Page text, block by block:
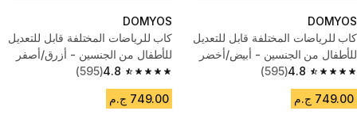
DOMYOS
كاب للرياضات المختلفة قابل للتعديل
للأطفال من الجنسين - أبيض/أخضر
4.8
4.8 out of 5 stars from 595 reviews
(595)
749.00 ج.م
DOMYOS
كاب للرياضات المختلفة قابل للتعديل
للأطفال من الجنسين - أزرق/أصفر
4.8
4.8 out of 5 stars from 595 reviews
(595)
749.00 ج.م